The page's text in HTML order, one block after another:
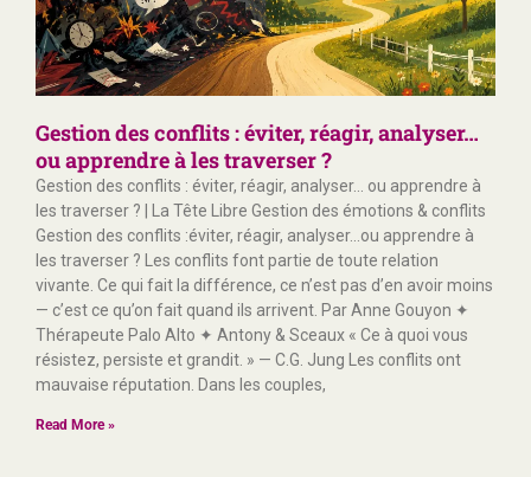
Gestion des conflits : éviter, réagir, analyser…
ou apprendre à les traverser ?
Gestion des conflits : éviter, réagir, analyser… ou apprendre à
les traverser ? | La Tête Libre Gestion des émotions & conflits
Gestion des conflits :éviter, réagir, analyser…ou apprendre à
les traverser ? Les conflits font partie de toute relation
vivante. Ce qui fait la différence, ce n’est pas d’en avoir moins
— c’est ce qu’on fait quand ils arrivent. Par Anne Gouyon ✦
Thérapeute Palo Alto ✦ Antony & Sceaux « Ce à quoi vous
résistez, persiste et grandit. » — C.G. Jung Les conflits ont
mauvaise réputation. Dans les couples,
Read More »